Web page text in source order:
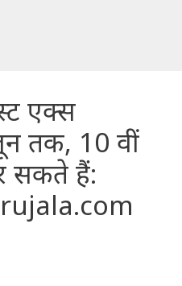
एक्स
तक, 10 वीं
सकते हैं: